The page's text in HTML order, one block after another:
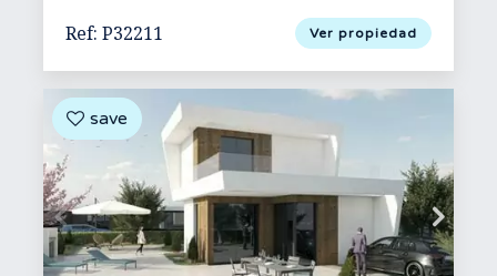
Ref: P32211 Ver propiedad